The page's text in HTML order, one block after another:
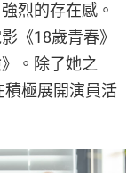
烈的存在感。
《18歲青春》
。除了她之
極展開演員活